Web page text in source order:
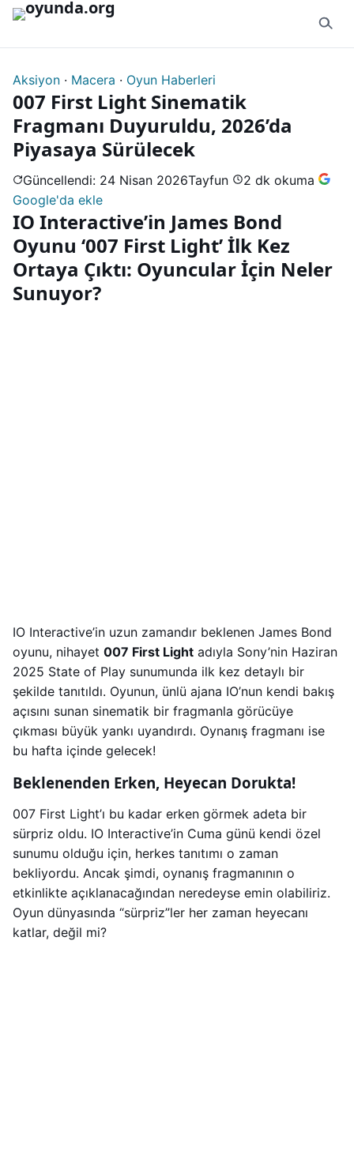
İçeriğe geç
Aksiyon · Macera · Oyun Haberleri
007 First Light Sinematik
Fragmanı Duyuruldu, 2026’da
Piyasaya Sürülecek
Güncellendi: 24 Nisan 2026Tayfun
2 dk okuma
Google'da ekle
IO Interactive’in James Bond
Oyunu ‘007 First Light’ İlk Kez
Ortaya Çıktı: Oyuncular İçin Neler
Sunuyor?
IO Interactive’in uzun zamandır beklenen James Bond
oyunu, nihayet 007 First Light adıyla Sony’nin Haziran
2025 State of Play sunumunda ilk kez detaylı bir
şekilde tanıtıldı. Oyunun, ünlü ajana IO’nun kendi bakış
açısını sunan sinematik bir fragmanla görücüye
çıkması büyük yankı uyandırdı. Oynanış fragmanı ise
bu hafta içinde gelecek!
Beklenenden Erken, Heyecan Dorukta!
007 First Light’ı bu kadar erken görmek adeta bir
sürpriz oldu. IO Interactive’in Cuma günü kendi özel
sunumu olduğu için, herkes tanıtımı o zaman
bekliyordu. Ancak şimdi, oynanış fragmanının o
etkinlikte açıklanacağından neredeyse emin olabiliriz.
Oyun dünyasında “sürpriz”ler her zaman heyecanı
katlar, değil mi?